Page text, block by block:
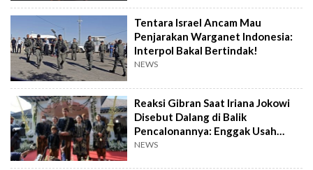
Tentara Israel Ancam Mau
Penjarakan Warganet Indonesia:
Interpol Bakal Bertindak!
NEWS
Reaksi Gibran Saat Iriana Jokowi
Disebut Dalang di Balik
Pencalonannya: Enggak Usah
Dibesar-besarkan
NEWS